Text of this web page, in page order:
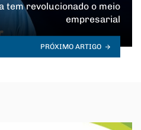
tem revolucionado o meio
empresarial
PRÓXIMO ARTIGO